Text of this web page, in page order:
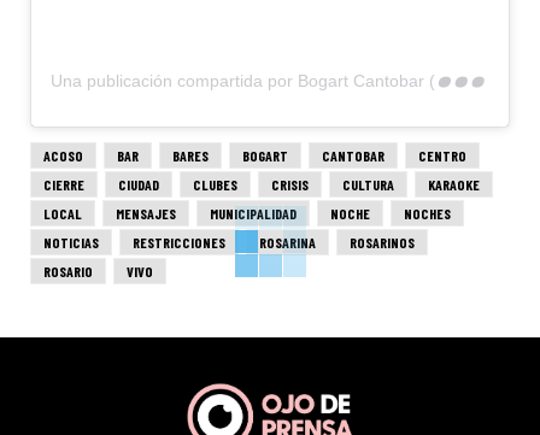
U
na publicación compartida por Bogart Cantobar (@bogart.cantobar)
ACOSO BAR BARES BOGART CANTOBAR
CENTRO
CIERRE
CIUDAD CLUBES CRISIS CULTURA
KARAOKE
LOCAL
MENSAJES MUNICIPALIDAD NOCHE
NOCHES
NOTICIAS
RESTRICCIONES ROSARINA
ROSARINOS
ROSARIO
VIVO